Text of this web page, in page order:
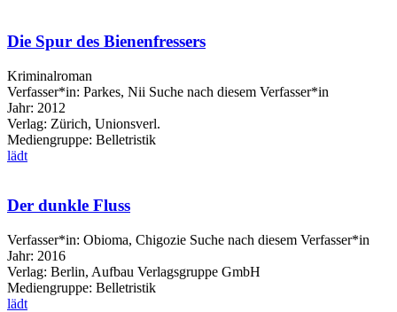
Die Spur des Bienenfressers
Kriminalroman
Verfasser*in: Parkes, Nii Suche nach diesem Verfasser*in
Jahr: 2012
Verlag: Zürich, Unionsverl.
Mediengruppe: Belletristik
lädt
Der dunkle Fluss
Verfasser*in: Obioma, Chigozie Suche nach diesem Verfasser*in
Jahr: 2016
Verlag: Berlin, Aufbau Verlagsgruppe GmbH
Mediengruppe: Belletristik
lädt